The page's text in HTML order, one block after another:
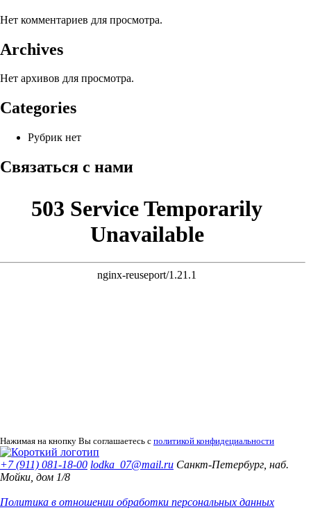
Нет комментариев для просмотра.
Archives
Нет архивов для просмотра.
Categories
Рубрик нет
Связаться с нами
Нажимая на кнопку Вы соглашаетесь с политикой конфидециальности
+7 (911) 081-18-00 lodka_07@mail.ru Санкт-Петербург, наб.
Мойки, дом 1/8
Политика в отношении обработки персональных данных